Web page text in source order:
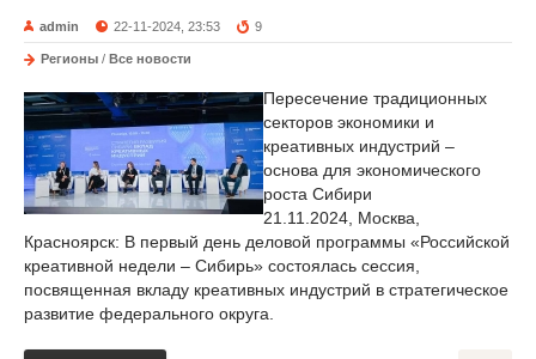
admin 22-11-2024, 23:53 9
Регионы / Все новости
Пересечение традиционных
секторов экономики и
креативных индустрий –
основа для экономического
роста Сибири
21.11.2024, Москва,
Красноярск: В первый день деловой программы «Российской
креативной недели – Сибирь» состоялась сессия,
посвященная вкладу креативных индустрий в стратегическое
развитие федерального округа.